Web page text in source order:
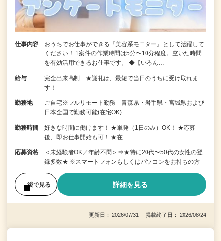
仕事内容
おうちでお仕事ができる『美容系モニター』として活躍して
ください！ 1案件の作業時間は5分〜10分程度。空いた時間
を有効活用できるお仕事です。 ◆【いろん…
給与
完全出来高制 ★謝礼は、最短で当日のうちに受け取れま
す！
勤務地
ご自宅※フルリモート勤務 青森県・岩手県・宮城県および
日本全国で勤務可能(在宅OK)
勤務時間
好きな時間に働けます！ ★単発（1日のみ）OK！ ★応募
後、即お仕事開始も可！ ★在…
応募資格
＜未経験者OK／年齢不問＞⇒★特に20代〜50代の女性の登
録多数★ ※スマートフォンもしくはパソコンをお持ちの方
後で見る 詳細を見る
更新日： 2026/07/31 掲載終了日： 2026/08/24